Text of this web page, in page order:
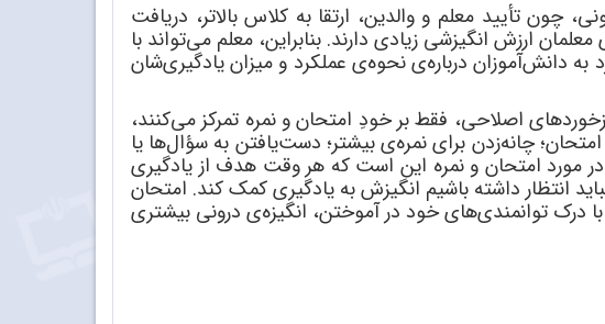
چون تأیید معلم و والدین، ارتقا به کلاس بالاتر، دریافت
ارزش انگیزشی زیادی دارند. بنابراین، معلم میتواند با
به دانشآموزان دربارهی نحوهی عملکرد و میزان یادگیریشان
اصلاحی، فقط بر خودِ امتحان و نمره تمرکز میکنند،
چانهزدن برای نمرهی بیشتر؛ دستیافتن به سؤالها یا
مورد امتحان و نمره این است که هر وقت هدف از یادگیری
انتظار داشته باشیم انگیزش به یادگیری کمک کند. امتحان
با درک توانمندیهای خود در آموختن، انگیزهی درونی بیشتری